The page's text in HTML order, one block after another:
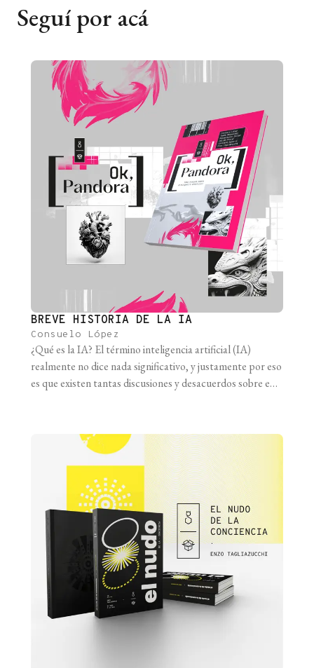
Seguí por acá
BREVE HISTORIA DE LA IA
Consuelo López
¿Qué es la IA? El término inteligencia artificial (IA)
realmente no dice nada significativo, y justamente por eso
es que existen tantas discusiones y desacuerdos sobre este
marketing qué es la IA, va a decir [...]